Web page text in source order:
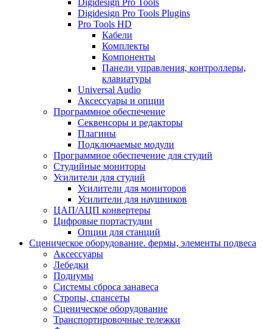
Digidesign Pro Tools
Digidesign Pro Tools Plugins
Pro Tools HD
Кабели
Комплекты
Компоненты
Панели управления, контроллеры,
клавиатуры
Universal Audio
Аксессуары и опции
Программное обеспечение
Cеквенсоры и редакторы
Плагины
Подключаемые модули
Программное обеспечение для студий
Студийные мониторы
Усилители для студий
Усилители для мониторов
Усилители для наушников
ЦАП/АЦП конвертеры
Цифровые портастудии
Опции для станций
Сценическое оборудование. фермы, элементы подвеса
Аксессуары
Лебедки
Подиумы
Системы сброса занавеса
Стропы, спансеты
Сценическое оборудование
Транспортировочные тележки